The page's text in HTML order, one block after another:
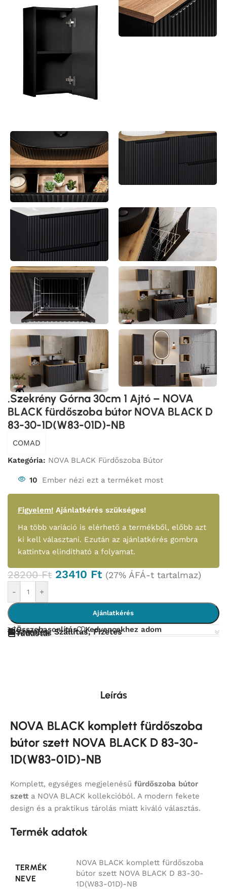
.Szekrény Górna 30cm 1 Ajtó – NOVA
BLACK fürdőszoba bútor NOVA BLACK D
83-30-1D(W83-01D)-NB
COMAD
Kategória: NOVA BLACK Fürdőszoba Bútor
10 Ember nézi ezt a terméket most
Figyelem! Ajánlatkérés szükséges!
Ha több variáció is elérhető a termékből, előbb azt
ki kell választani. Ezután az ajánlatkérés gombra
kattintva elindítható a folyamat.
28200Ft 23410 Ft (27% ÁFÁ-t tartalmaz)
- +
Ajánlatkérés
Összehasonlítás Kedvencekhez adom
Szerelés, Szállítás, Fizetés
Tudástár
Leírás
NOVA BLACK komplett fürdőszoba
bútor szett NOVA BLACK D 83-30-
1D(W83-01D)-NB
Komplett, egységes megjelenésű fürdőszoba bútor
szett a NOVA BLACK kollekcióból. A modern fekete
design és a praktikus tárolás miatt kiváló választás.
Termék adatok
TERMÉK
NEVE
NOVA BLACK komplett fürdőszoba
bútor szett NOVA BLACK D 83-30-
1D(W83-01D)-NB